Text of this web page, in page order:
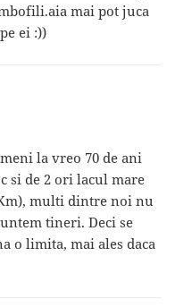
mai pot juca
ei :))
la vreo 70 de ani
si de 2 ori lacul mare
multi dintre noi nu
tineri. Deci se
o limita, mai ales daca